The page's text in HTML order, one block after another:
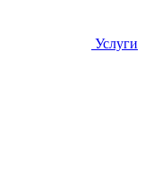
Услуги